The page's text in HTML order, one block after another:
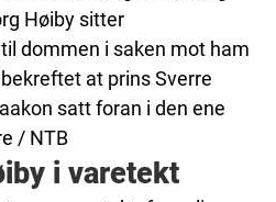
Høiby sitter
dommen i saken mot ham
at prins Sverre
satt foran i den ene
/ NTB
i varetekt